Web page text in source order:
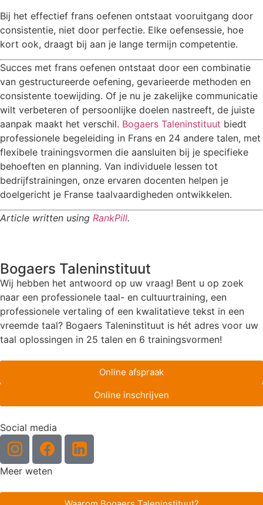
Bij het effectief frans oefenen ontstaat vooruitgang door
consistentie, niet door perfectie. Elke oefensessie, hoe
kort ook, draagt bij aan je lange termijn competentie.
Succes met frans oefenen ontstaat door een combinatie
van gestructureerde oefening, gevarieerde methoden en
consistente toewijding. Of je nu je zakelijke communicatie
wilt verbeteren of persoonlijke doelen nastreeft, de juiste
aanpak maakt het verschil. Bogaers Taleninstituut biedt
professionele begeleiding in Frans en 24 andere talen, met
flexibele trainingsvormen die aansluiten bij je specifieke
behoeften en planning. Van individuele lessen tot
bedrijfstrainingen, onze ervaren docenten helpen je
doelgericht je Franse taalvaardigheden ontwikkelen.
Article written using RankPill.
Bogaers Taleninstituut
Wij hebben het antwoord op uw vraag! Bent u op zoek
naar een professionele taal- en cultuurtraining, een
professionele vertaling of een kwalitatieve tekst in een
vreemde taal? Bogaers Taleninstituut is hét adres voor uw
taal oplossingen in 25 talen en 6 trainingsvormen!
Online afspraak
Online inschrijven
Social media
Meer weten